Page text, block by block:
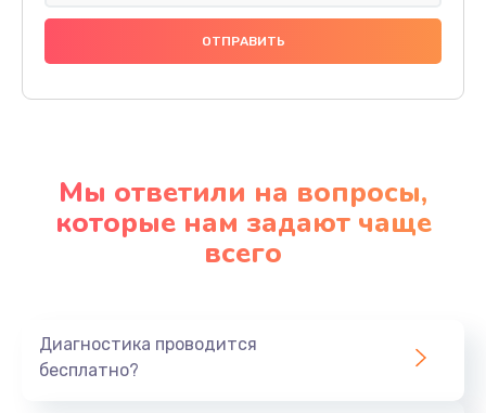
Мы ответили на вопросы,
которые нам задают чаще
всего
Диагностика проводится
бесплатно?